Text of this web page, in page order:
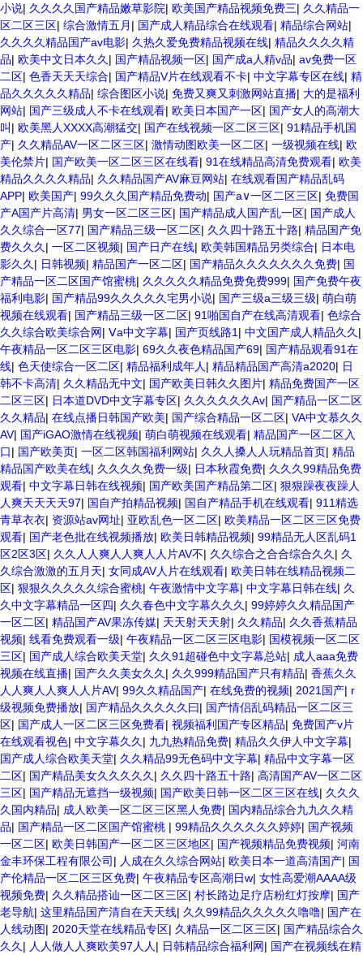
小说| 久久久久国产精品嫩草影院| 欧美国产精品视频免费三| 久久精品一
区二区三区| 综合激情五月 | 国产成人精品综合在线观看| 精品综合网站|
久久久久精品国产av电影| 久热久爱免费精品视频在线| 精品久久久久精
品| 欧美中文日本久久 | 国产精品视频一区| 国产成a人精v品| av免费一区
二区| 色香天天天综合| 国产精品V片在线观看不卡| 中文字幕专区在线| 精
品久久久久久精品| 综合图区小说| 免费又爽又刺激网站直播| 大的是福利
网站| 国产三级成人不卡在线观看| 欧美日本国产一区| 国产女人的高潮大
叫 | 欧美黑人XXXX高潮猛交| 国产在线视频一区二区三区| 91精品手机国
产| 久久精品AV一区二区三区| 激情动图欧美一区二区| 一级视频在线| 欧
美伦禁片| 国产欧美一区二区三区在线看| 91在线精品高清免费观看| 欧美
精品久久久久精品| 久久精品国产AV麻豆网站| 在线观看国产精品乱码
APP| 欧美国产| 99久久久国产精品免费动| 国产a∨一区二区三区| 免费国
产A国产片高清| 男女一区二区三区| 国产精品成人国产乱一区| 国产成人
久久综合一区77| 国产精品三级一区二区| 久久四十路五十路| 精品国产免
费久久久 | 一区二区视频| 国产日产在线| 欧美韩国精品另类综合| 日本电
影久久 | 日韩视频| 精品国产一区二区| 国产精品久久久久久久久免费| 国
产精品一区二区国产馆蜜桃| 久久久久久精品免费免费999| 国产免费午夜
福利电影| 国产精品99久久久久久宅男小说| 国产三级a三级三级| 萌白萌
视频在线观看| 国产精品三级一区二区| 91啪国自产在线高清观看| 色综合
久久综合欧美综合网| Ⅴa中文字幕| 国产页线路1 | 中文国产成人精品久久 |
午夜精品一区二区三区电影| 69久久夜色精品国产69| 国产精品观看91在
线| 色天使综合一区二区| 精品福利成年人 | 精品精品国产高清a2020| 日
韩不卡高清| 久久精品无中文| 国产欧美日韩久久图片| 精品免费国产一区
二区三区| 日本道DVD中文字幕专区| 久久久久久久Av| 国产精品一区二区
久久精品| 在线点播日韩国产欧美| 国产综合精品一区二区| VA中文慕久久
AV| 国产iGAO激情在线视频| 萌白萌视频在线观看| 精品国产一区二区入
口| 国产欧美页| 一区二区韩国福利网站| 久久人搡人人玩精品首页| 精品
精品国产欧美在线| 久久久久免费一级| 日本秋霞免费| 久久久99精品免费
观看| 中文字幕日韩在线视频| 国产欧美国产精品第二区| 狠狠躁夜夜躁人
人爽天天天天97| 国自产拍精品视频| 国自产精品手机在线观看| 911精选
青草衣衣| 资源站av网址| 亚欧乱色一区二区| 欧美精品一区二区三区免费
观看| 国产老色批在线视频播放| 欧美日韩精品视频| 99精品无人区乱码1
区2区3区| 久久人人爽人人爽人人片AV不| 久久综合之合合综合久久 | 久
久综合激激的五月天| 女同成AV人片在线观看| 欧美日韩在线精品视频二
区| 狠狠久久久久久综合蜜桃| 午夜激情中文字幕| 中文字幕日韩在线| 久
久中文字幕精品一区四| 久久春色中文字幕久久久 | 99婷婷久久精品国产
一区二区| 精品国产AV果冻传媒| 天天射天天射| 久久精品| 久久香蕉精品
视频| 线看免费观看一级| 午夜精品一区二区三区电影| 国模视频一区二区
三区| 国产成人综合欧美天堂| 久久91超碰色中文字幕总站| 成人aaa免费
视频在线直播| 国产久久美女久久 | 久久999精品国产只有精品| 香蕉久久
人人爽人人爽人人片AV| 99久久精品国产| 在线免费的视频| 2021国产| r
级视频免费播放| 国产精品久久久久久曰| 国产情侣乱码精品一区二区三
区| 国产成人一区二区三区免费看| 视频福利国产专区精品| 免费国产v片
在线观看视色| 中文字幕久久 | 九九热精品免费| 精品久久伊人中文字幕|
国产成人综合欧美天堂| 久久精品99无色码中文字幕| 精品中文字幕一区
二区| 国产精品美女久久久久久 | 久久四十路五十路| 高清国产AV一区二区
三区| 国产精品无遮挡一级视频| 国产欧美日韩一区二区三区在线| 久久久
久国内精品| 成人欧美一区二区三区黑人免费| 国内精品综合九九久久精
品| 国产精品一区二区国产馆蜜桃 | 99精品久久久久久久婷婷| 国产视频
一区二区| 欧美日韩国产一区二区三区地区| 国产视频精品免费视频| 河南
金丰环保工程有限公司 | 人成在久久综合网站| 欧美日本一道高清国产| 国
产伦精品一区二区三区免费| 午夜精品专区高潮日w| 女性高爱潮AAAA级
视频免费| 久久精品搭讪一区二区三区| 村长路边足疗店粉红灯按摩| 国产
老导航| 这里精品国产清自在天天线| 久久99精品久久久久久噜噜| 国产在
人线动图| 2020天堂在线精品专区| 久精品一区二区三区| 国产精品综合久
久久 | 人人做人人爽欧美97人人 | 日韩精品综合福利网| 国产在视频线在精